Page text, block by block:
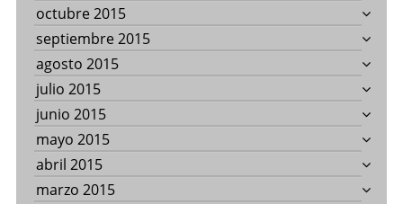
octubre 2015
septiembre 2015
agosto 2015
julio 2015
junio 2015
mayo 2015
abril 2015
marzo 2015